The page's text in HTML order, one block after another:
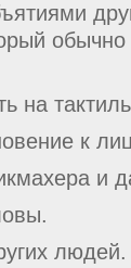
на
к
и
людей.